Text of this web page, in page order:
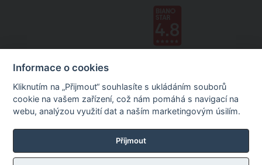
Informace o cookies
Kliknutím na „Přijmout“ souhlasíte s ukládáním souborů
cookie na vašem zařízení, což nám pomáhá s navigací na
webu, analýzou využití dat a naším marketingovým úsilím.
Příjmout